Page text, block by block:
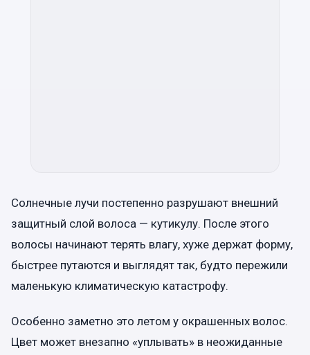
Солнечные лучи постепенно разрушают внешний
защитный слой волоса — кутикулу. После этого
волосы начинают терять влагу, хуже держат форму,
быстрее путаются и выглядят так, будто пережили
маленькую климатическую катастрофу.
Особенно заметно это летом у окрашенных волос.
Цвет может внезапно «уплывать» в неожиданные